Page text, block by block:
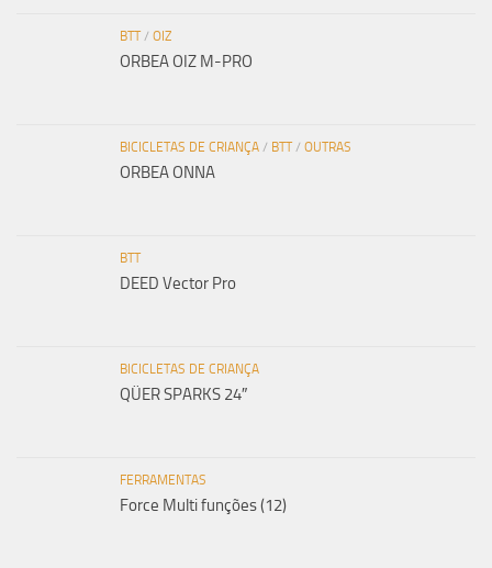
BTT/ OIZ
ORBEA OIZ M-PRO
BICICLETAS DE CRIANÇA / BTT/ OUTRAS
ORBEA ONNA
BTT
DEED Vector Pro
BICICLETAS DE CRIANÇA
QÜER SPARKS 24″
FERRAMENTAS
Force Multi funções (12)